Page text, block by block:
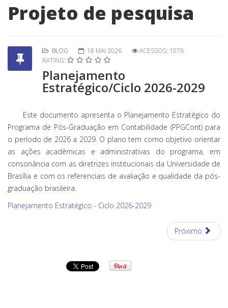
Projeto de pesquisa
BLOG 18 MAI 2026
ACESSOS: 1076
RATING:
Planejamento
Estratégico/Ciclo 2026-2029
Este documento apresenta o Planejamento Estratégico do
Programa de Pós-Graduação em Contabilidade (PPGCont) para
o período de 2026 a 2029. O plano tem como objetivo orientar
as ações acadêmicas e administrativas do programa, em
consonância com as diretrizes institucionais da Universidade de
Brasília e com os referenciais de avaliação e qualidade da pós-
graduação brasileira.
Planejamento Estratégico - Ciclo 2026-2029
Próximo